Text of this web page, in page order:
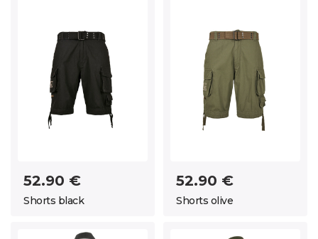
52.90 €
Shorts black
52.90 €
Shorts olive